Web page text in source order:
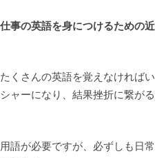
仕事の英語を身につけるための近
くさんの英語を覚えなければい
ャーになり、結果挫折に繋がる
語が必要ですが、必ずしも日常